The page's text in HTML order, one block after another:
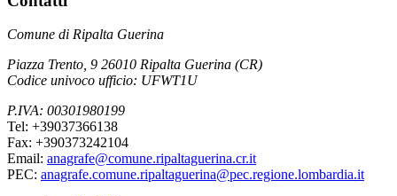
Comune di Ripalta Guerina
Piazza Trento, 9 26010 Ripalta Guerina (CR)
Codice univoco ufficio: UFWT1U
P.IVA: 00301980199
Tel: +39037366138
Fax: +390373242104
Email: anagrafe@comune.ripaltaguerina.cr.it
PEC: anagrafe.comune.ripaltaguerina@pec.regione.lombardia.it